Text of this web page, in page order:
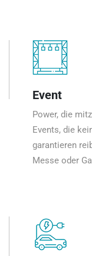
Event
Power, die
Events, die
garantieren
Messe oder